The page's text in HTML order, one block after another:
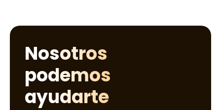
Nosotros
podemos
ayudarte